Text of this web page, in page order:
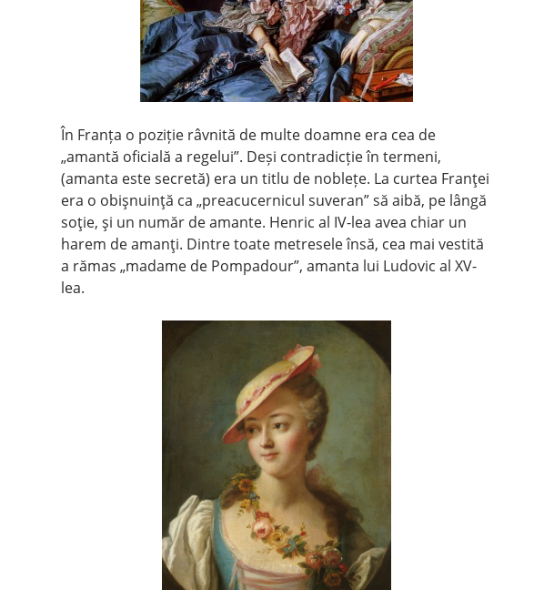
În Franța o poziție râvnită de multe doamne era cea de
„amantă oficială a regelui”. Deși contradicție în termeni,
(amanta este secretă) era un titlu de noblețe. La curtea Franţei
era o obişnuinţă ca „preacucernicul suveran” să aibă, pe lângă
soţie, şi un număr de amante. Henric al IV-lea avea chiar un
harem de amanţi. Dintre toate metresele însă, cea mai vestită
a rămas „madame de Pompadour”, amanta lui Ludovic al XV-
lea.